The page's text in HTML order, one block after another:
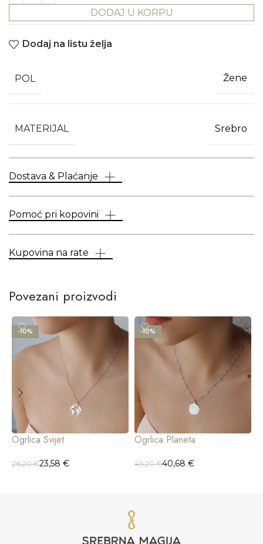
DODAJ U KORPU
Dodaj na listu želja
POL Žene
MATERIJAL Srebro
Dostava & Plaćanje
Pomoć pri kopovini
Kupovina na rate
Povezani proizvodi
-10%
Ogrlica Svijet
26,20€23,58 €
-10%
Ogrlica Planeta
45,20€40,68 €